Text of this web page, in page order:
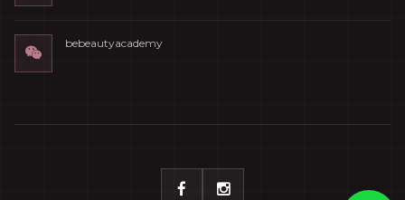
bebeautyacademy